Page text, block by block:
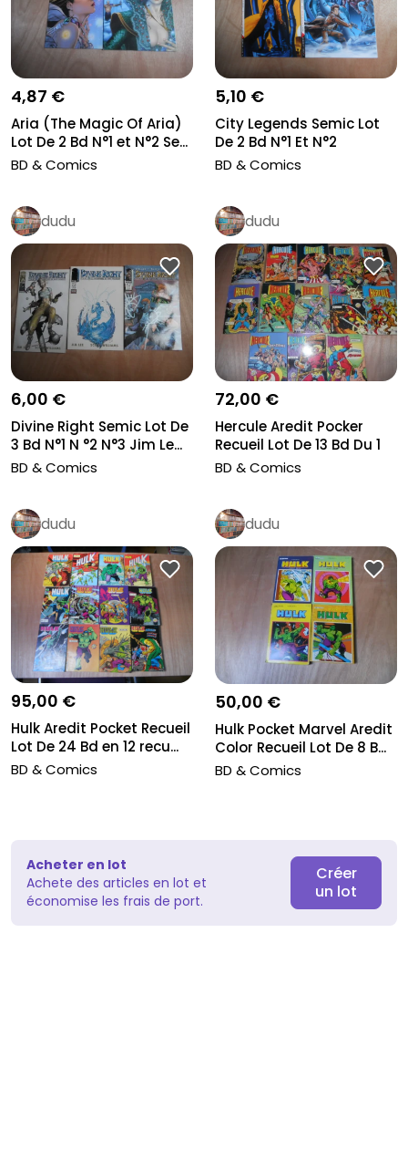
4,87 €
Aria (The Magic Of Aria)
Lot De 2 Bd N°1 et N°2 Se...
BD & Comics
5,10 €
City Legends Semic Lot
De 2 Bd N°1 Et N°2
Delcourt...
BD & Comics
dudu
6,00 €
Divine Right Semic Lot De
3 Bd N°1 N °2 N°3 Jim Le...
BD & Comics
dudu
72,00 €
Hercule Aredit Pocker
Recueil Lot De 13 Bd Du 1
Au...
BD & Comics
dudu
95,00 €
Hulk Aredit Pocket Recueil
Lot De 24 Bd en 12 recu...
BD & Comics
dudu
50,00 €
Hulk Pocket Marvel Aredit
Color Recueil Lot De 8 B...
BD & Comics
Acheter en lot
Achete des articles en lot et
économise les frais de port.
Créer
un lot